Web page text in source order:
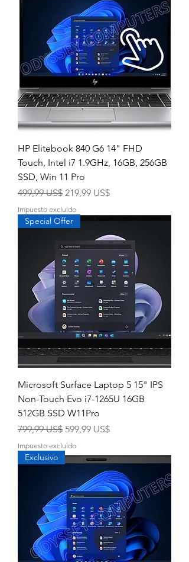
HP Elitebook 840 G6 14" FHD
Touch, Intel i7 1.9GHz, 16GB, 256GB
SSD, Win 11 Pro
Precio
499,99 US$ Precio de oferta
219,99 US$
Impuesto excluido
Special Offer
Microsoft Surface Laptop 5 15" IPS
Non-Touch Evo i7-1265U 16GB
512GB SSD W11Pro
Precio
799,99 US$ Precio de oferta
599,99 US$
Impuesto excluido
Exclusivo